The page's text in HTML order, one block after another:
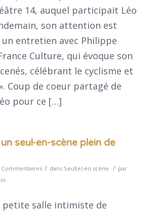
14, auquel participait Léo
son attention est
entretien avec Philippe
Culture, qui évoque son
célébrant le cyclisme et
Coup de coeur partagé de
pour ce […]
un seul-en-scène plein de
Commentaires / dans Seul(e) en scène / par
petite salle intimiste de